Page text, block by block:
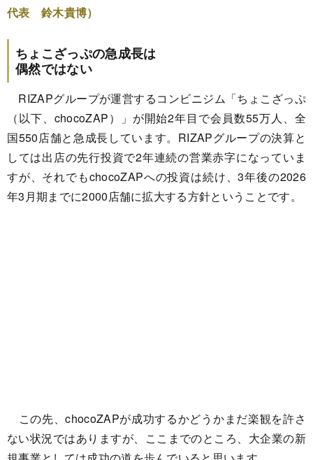
代表 鈴木貴博）
ちょこざっぷの急成長は
偶然ではない
RIZAPグループが運営するコンビニジム「ちょこざっぷ
（以下、chocoZAP）」が開始2年目で会員数55万人、全
国550店舗と急成長しています。RIZAPグループの決算と
しては出店の先行投資で2年連続の営業赤字になっていま
すが、それでもchocoZAPへの投資は続け、3年後の2026
年3月期までに2000店舗に拡大する方針ということです。
この先、chocoZAPが成功するかどうかまだ楽観を許さ
ない状況ではありますが、ここまでのところ、大企業の新